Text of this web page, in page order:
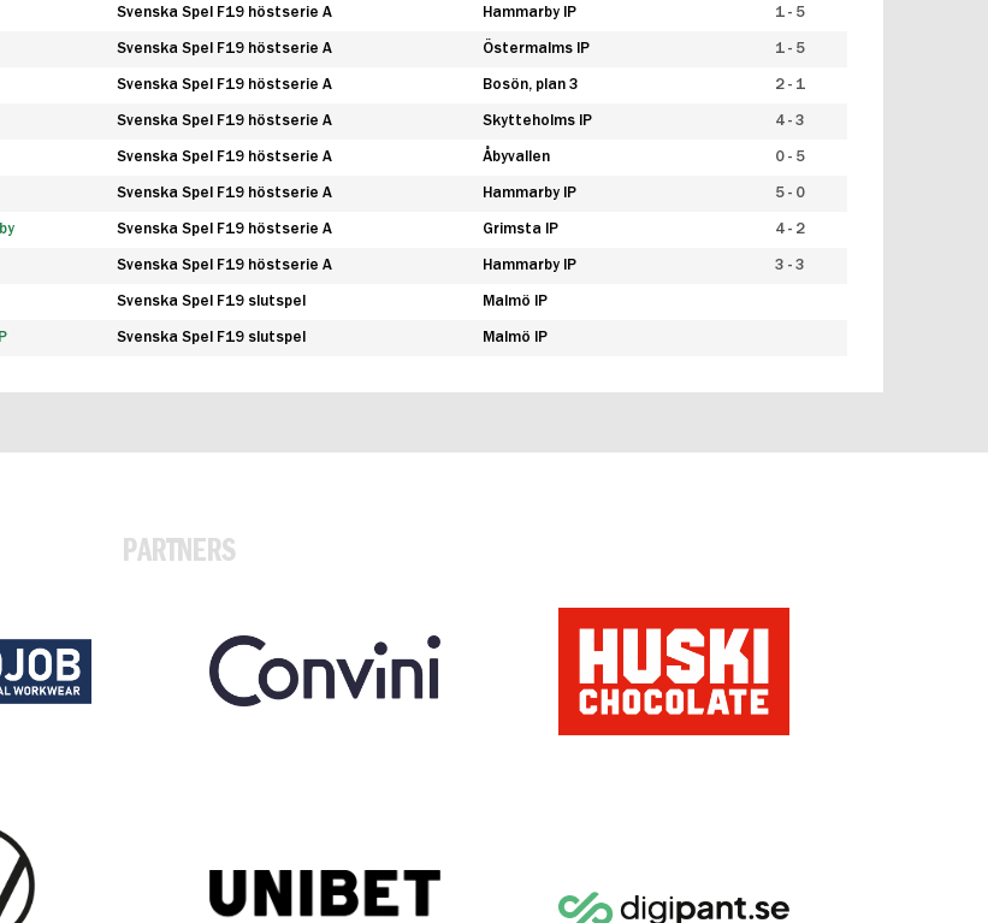
Svenska Spel F19 höstserie A Hammarby IP 1 - 5
Svenska Spel F19 höstserie A Östermalms IP 1 - 5
Svenska Spel F19 höstserie A Bosön, plan 3 2 - 1
Svenska Spel F19 höstserie A Skytteholms IP 4 - 3
Svenska Spel F19 höstserie A Åbyvallen 0 - 5
Svenska Spel F19 höstserie A Hammarby IP 5 - 0
Svenska Spel F19 höstserie A Grimsta IP 4 - 2
Svenska Spel F19 höstserie A Hammarby IP 3 - 3
Svenska Spel F19 slutspel Malmö IP
Svenska Spel F19 slutspel Malmö IP
PARTNERS